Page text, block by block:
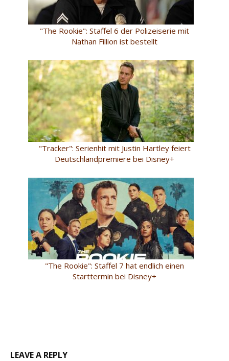
"The Rookie": Staffel 6 der Polizeiserie mit
Nathan Fillion ist bestellt
"Tracker": Serienhit mit Justin Hartley feiert
Deutschlandpremiere bei Disney+
"The Rookie": Staffel 7 hat endlich einen
Starttermin bei Disney+
LEAVE A REPLY